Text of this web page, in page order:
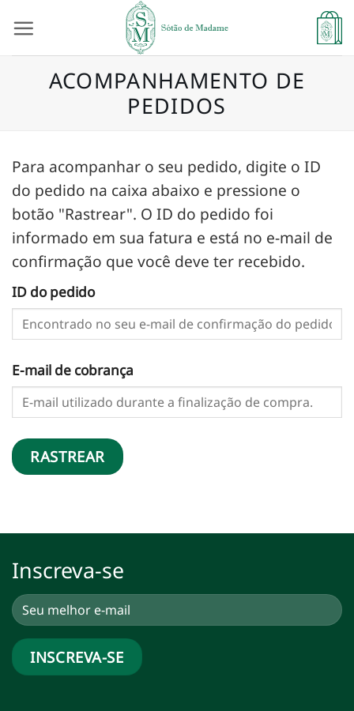
to
content
ACOMPANHAMENTO DE
PEDIDOS
Para acompanhar o seu pedido, digite o ID
do pedido na caixa abaixo e pressione o
botão "Rastrear". O ID do pedido foi
informado em sua fatura e está no e-mail de
confirmação que você deve ter recebido.
ID do pedido
E-mail de cobrança
RASTREAR
Inscreva-se